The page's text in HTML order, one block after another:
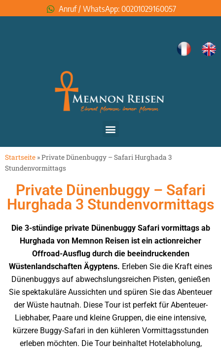
Anruf / WhatsApp: 00201029160057
Startseite »Private Dünenbuggy – Safari Hurghada 3
Stundenvormittags
Private Dünenbuggy – Safari
Hurghada 3 Stundenvormittags
Die 3-stündige private Dünenbuggy Safari vormittags ab
Hurghada von Memnon Reisen ist ein actionreicher
Offroad-Ausflug durch die beeindruckenden
Wüstenlandschaften Ägyptens. Erleben Sie die Kraft eines
Dünenbuggys auf abwechslungsreichen Pisten, genießen
Sie spektakuläre Aussichten und spüren Sie das Abenteuer
der Wüste hautnah. Diese Tour ist perfekt für Abenteuer-
Liebhaber, Paare und kleine Gruppen, die eine intensive,
kürzere Buggy-Safari in den kühleren Vormittagsstunden
erleben möchten. Die Tour beinhaltet Hotelabholung,